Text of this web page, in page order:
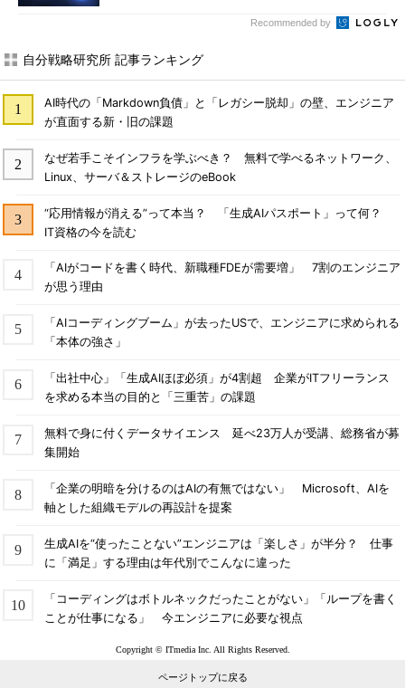
Recommended by
自分戦略研究所 記事ランキング
AI時代の「Markdown負債」と「レガシー脱却」の壁、エンジニア
が直面する新・旧の課題
なぜ若手こそインフラを学ぶべき？ 無料で学べるネットワーク、
Linux、サーバ＆ストレージのeBook
“応用情報が消える”って本当？ 「生成AIパスポート」って何？
IT資格の今を読む
「AIがコードを書く時代、新職種FDEが需要増」 7割のエンジニア
が思う理由
「AIコーディングブーム」が去ったUSで、エンジニアに求められる
「本体の強さ」
「出社中心」「生成AIほぼ必須」が4割超 企業がITフリーランス
を求める本当の目的と「三重苦」の課題
無料で身に付くデータサイエンス 延べ23万人が受講、総務省が募
集開始
「企業の明暗を分けるのはAIの有無ではない」 Microsoft、AIを
軸とした組織モデルの再設計を提案
生成AIを“使ったことない”エンジニアは「楽しさ」が半分？ 仕事
に「満足」する理由は年代別でこんなに違った
「コーディングはボトルネックだったことがない」「ループを書く
ことが仕事になる」 今エンジニアに必要な視点
Copyright © ITmedia Inc. All Rights Reserved.
ページトップに戻る